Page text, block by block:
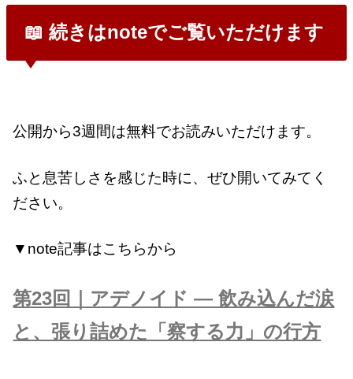
📖 続きはnoteでご覧いただけます
公開から3週間は無料でお読みいただけます。
ふと息苦しさを感じた時に、ぜひ開いてみてく
ださい。
▼note記事はこちらから
第23回｜アデノイド ― 飲み込んだ涙
と、張り詰めた「察する力」の行方